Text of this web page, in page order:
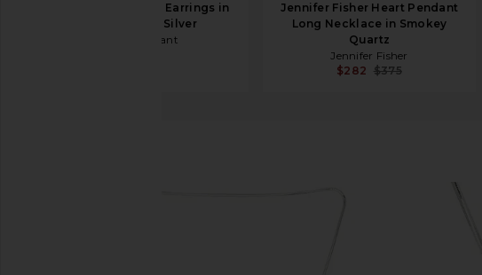
Isabel Marant Clip Earrings in
Anthracite & Silver
Isabel Marant
Jennifer Fisher Heart Pendant
Long Necklace in Smokey
Quartz
Jennifer Fisher
$282 $375